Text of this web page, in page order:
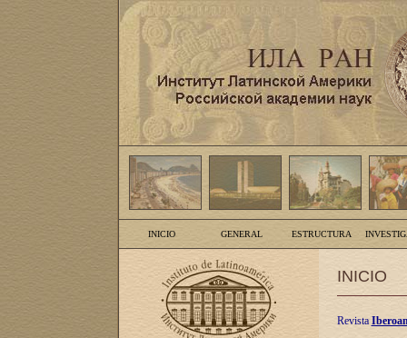
INICIO GENERAL ESTRUCTURA
INICIO
Revista